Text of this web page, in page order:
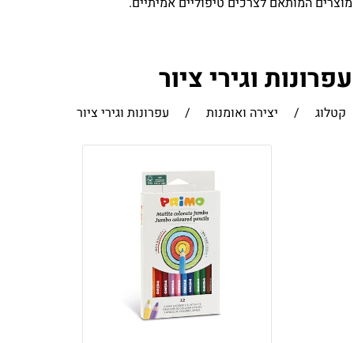
וגירי ציור
קטלוג / יצירה ואומנות / עפרונות וגירי ציור